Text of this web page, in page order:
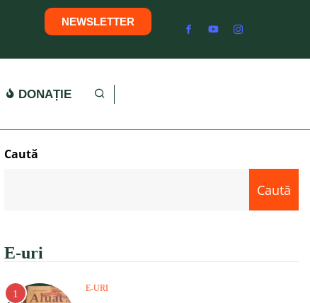
NEWSLETTER
DONAȚIE
Caută
Caută
E-uri
E-URI